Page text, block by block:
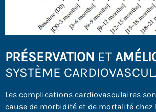
PRÉSERVATION ET
SYSTÈME
Les complications cardiovasculaires
cause de morbidité et de mortalité chez